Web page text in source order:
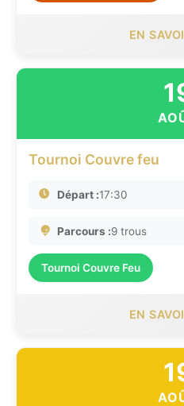
EN
Tournoi Couvre feu
Départ :17:30
Parcours :9 trous
Tournoi Couvre Feu
EN